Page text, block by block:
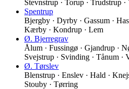
Stevnstrup · Torup · Trudstrup
Spentrup
Bjergby · Dyrby · Gassum ·
Kærby · Kondrup · Lem
Ø. Bjerregrav
Ålum · Fussingø · Gjandrup ·
Svejstrup · Svinding · Tånum ·
Ø. Tørslev
Blenstrup · Enslev · Hald ·
Stouby · Tørring